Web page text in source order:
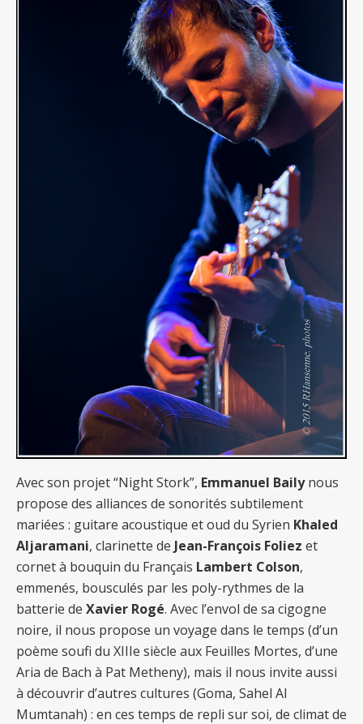
Avec son projet “Night Stork”, Emmanuel Bailynous
propose des alliances de sonorités subtilement
mariées : guitare acoustique et oud du Syrien Khaled
Aljaramani, clarinette de Jean-François Foliez et
cornet à bouquin du Français Lambert Colson,
emmenés, bousculés par les poly-rythmes de la
batterie de Xavier Rogé. Avec l’envol de sa cigogne
noire, il nous propose un voyage dans le temps (d’un
poème soufi du XIIIe siècle aux Feuilles Mortes, d’une
Aria de Bach à Pat Metheny), mais il nous invite aussi
à découvrir d’autres cultures (Goma, Sahel Al
Mumtanah) : en ces temps de repli sur soi, de climat de